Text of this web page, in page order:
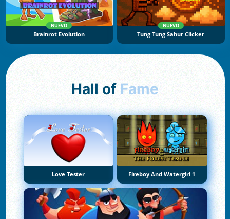
NUEVO
Brainrot Evolution
NUEVO
Tung Tung Sahur Clicker
Hall of Fame
Love Tester Fireboy And Watergirl 1